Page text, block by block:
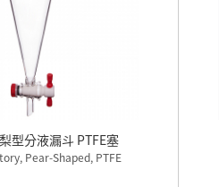
型分液漏斗 PTFE塞
Pear-Shaped, PTFE